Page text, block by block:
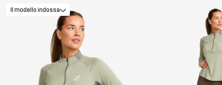
Il modello indossa